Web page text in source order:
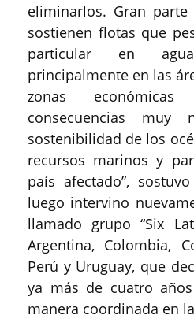
eliminarlos. Gran
sostienen flotas que
particular en
principalmente en las
zonas
consecuencias muy
sostenibilidad de los
recursos marinos y
país afectado”,
luego intervino
llamado grupo “Six
Argentina, Colombia,
Perú y Uruguay, que
ya más de cuatro
manera coordinada en